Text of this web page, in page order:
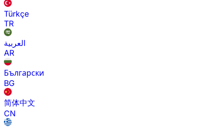
Türkçe
TR
العربية
AR
Български
BG
简体中文
CN